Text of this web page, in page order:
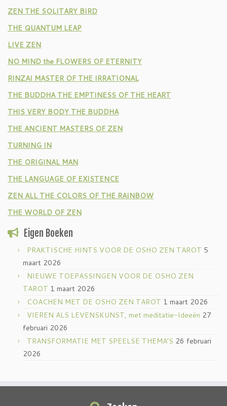
ZEN THE SOLITARY BIRD
THE QUANTUM LEAP
LIVE ZEN
NO MIND the FLOWERS OF ETERNITY
RINZAI MASTER OF THE IRRATIONAL
THE BUDDHA THE EMPTINESS OF THE HEART
THIS VERY BODY THE BUDDHA
THE ANCIENT MASTERS OF ZEN
TURNING IN
THE ORIGINAL MAN
THE LANGUAGE OF EXISTENCE
ZEN ALL THE COLORS OF THE RAINBOW
THE WORLD OF ZEN
Eigen Boeken
PRAKTISCHE HINTS VOOR DE OSHO ZEN TAROT 5
maart 2026
NIEUWE TOEPASSINGEN VOOR DE OSHO ZEN
TAROT 1 maart 2026
COACHEN MET DE OSHO ZEN TAROT 1 maart 2026
VIEREN ALS LEVENSKUNST, met meditatie-Ideeën 27
februari 2026
TRANSFORMATIE MET SPEELSE THEMA’S 26 februari
2026